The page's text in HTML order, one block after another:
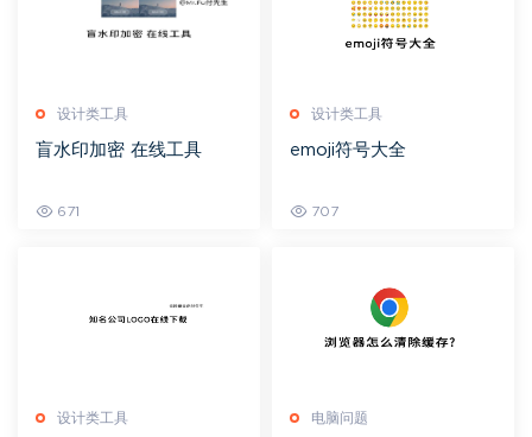
设计类工具
盲水印加密 在线工具
671
设计类工具
emoji符号大全
707
设计类工具 电脑问题